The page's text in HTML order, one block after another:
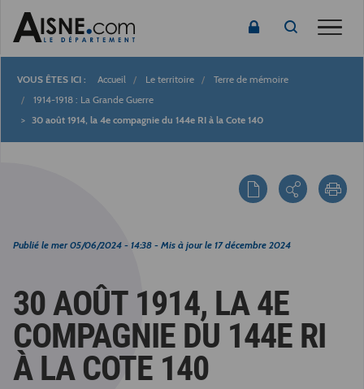
Fil
d'Ariane
Accueil Le territoire
Terre de mémoire
1914-1918 : La Grande Guerre
30 août 1914, la 4e compagnie du 144e RI à la Cote 140
Publié le mer 05/06/2024 - 14:38 - Mis à jour le 17 décembre 2024
30 AOÛT 1914, LA 4E
COMPAGNIE DU 144E RI
À LA COTE 140